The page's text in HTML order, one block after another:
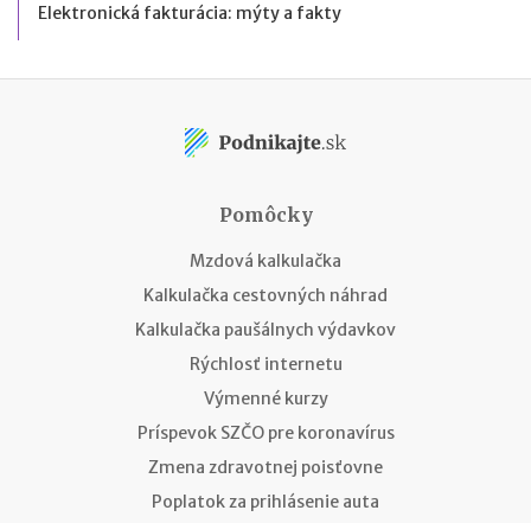
Elektronická fakturácia: mýty a fakty
Pomôcky
Mzdová kalkulačka
Kalkulačka cestovných náhrad
Kalkulačka paušálnych výdavkov
Rýchlosť internetu
Výmenné kurzy
Príspevok SZČO pre koronavírus
Zmena zdravotnej poisťovne
Poplatok za prihlásenie auta